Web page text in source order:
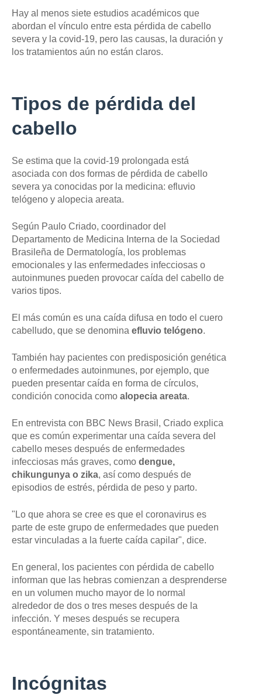
,
G
T
T
G
E
Hay al menos siete estudios académicos que
abordan el vínculo entre esta pérdida de cabello
severa y la covid-19, pero las causas, la duración y
los tratamientos aún no están claros.
Tipos de pérdida del
cabello
Se estima que la covid-19 prolongada está
asociada con dos formas de pérdida de cabello
severa ya conocidas por la medicina: efluvio
telógeno y alopecia areata.
Según Paulo Criado, coordinador del
Departamento de Medicina Interna de la Sociedad
Brasileña de Dermatología, los problemas
emocionales y las enfermedades infecciosas o
autoinmunes pueden provocar caída del cabello de
varios tipos.
El más común es una caída difusa en todo el cuero
cabelludo, que se denomina efluvio telógeno.
También hay pacientes con predisposición genética
o enfermedades autoinmunes, por ejemplo, que
pueden presentar caída en forma de círculos,
condición conocida como alopecia areata.
En entrevista con BBC News Brasil, Criado explica
que es común experimentar una caída severa del
cabello meses después de enfermedades
infecciosas más graves, como dengue,
chikungunya o zika, así como después de
episodios de estrés, pérdida de peso y parto.
"Lo que ahora se cree es que el coronavirus es
parte de este grupo de enfermedades que pueden
estar vinculadas a la fuerte caída capilar", dice.
En general, los pacientes con pérdida de cabello
informan que las hebras comienzan a desprenderse
en un volumen mucho mayor de lo normal
alrededor de dos o tres meses después de la
infección. Y meses después se recupera
espontáneamente, sin tratamiento.
Incógnitas